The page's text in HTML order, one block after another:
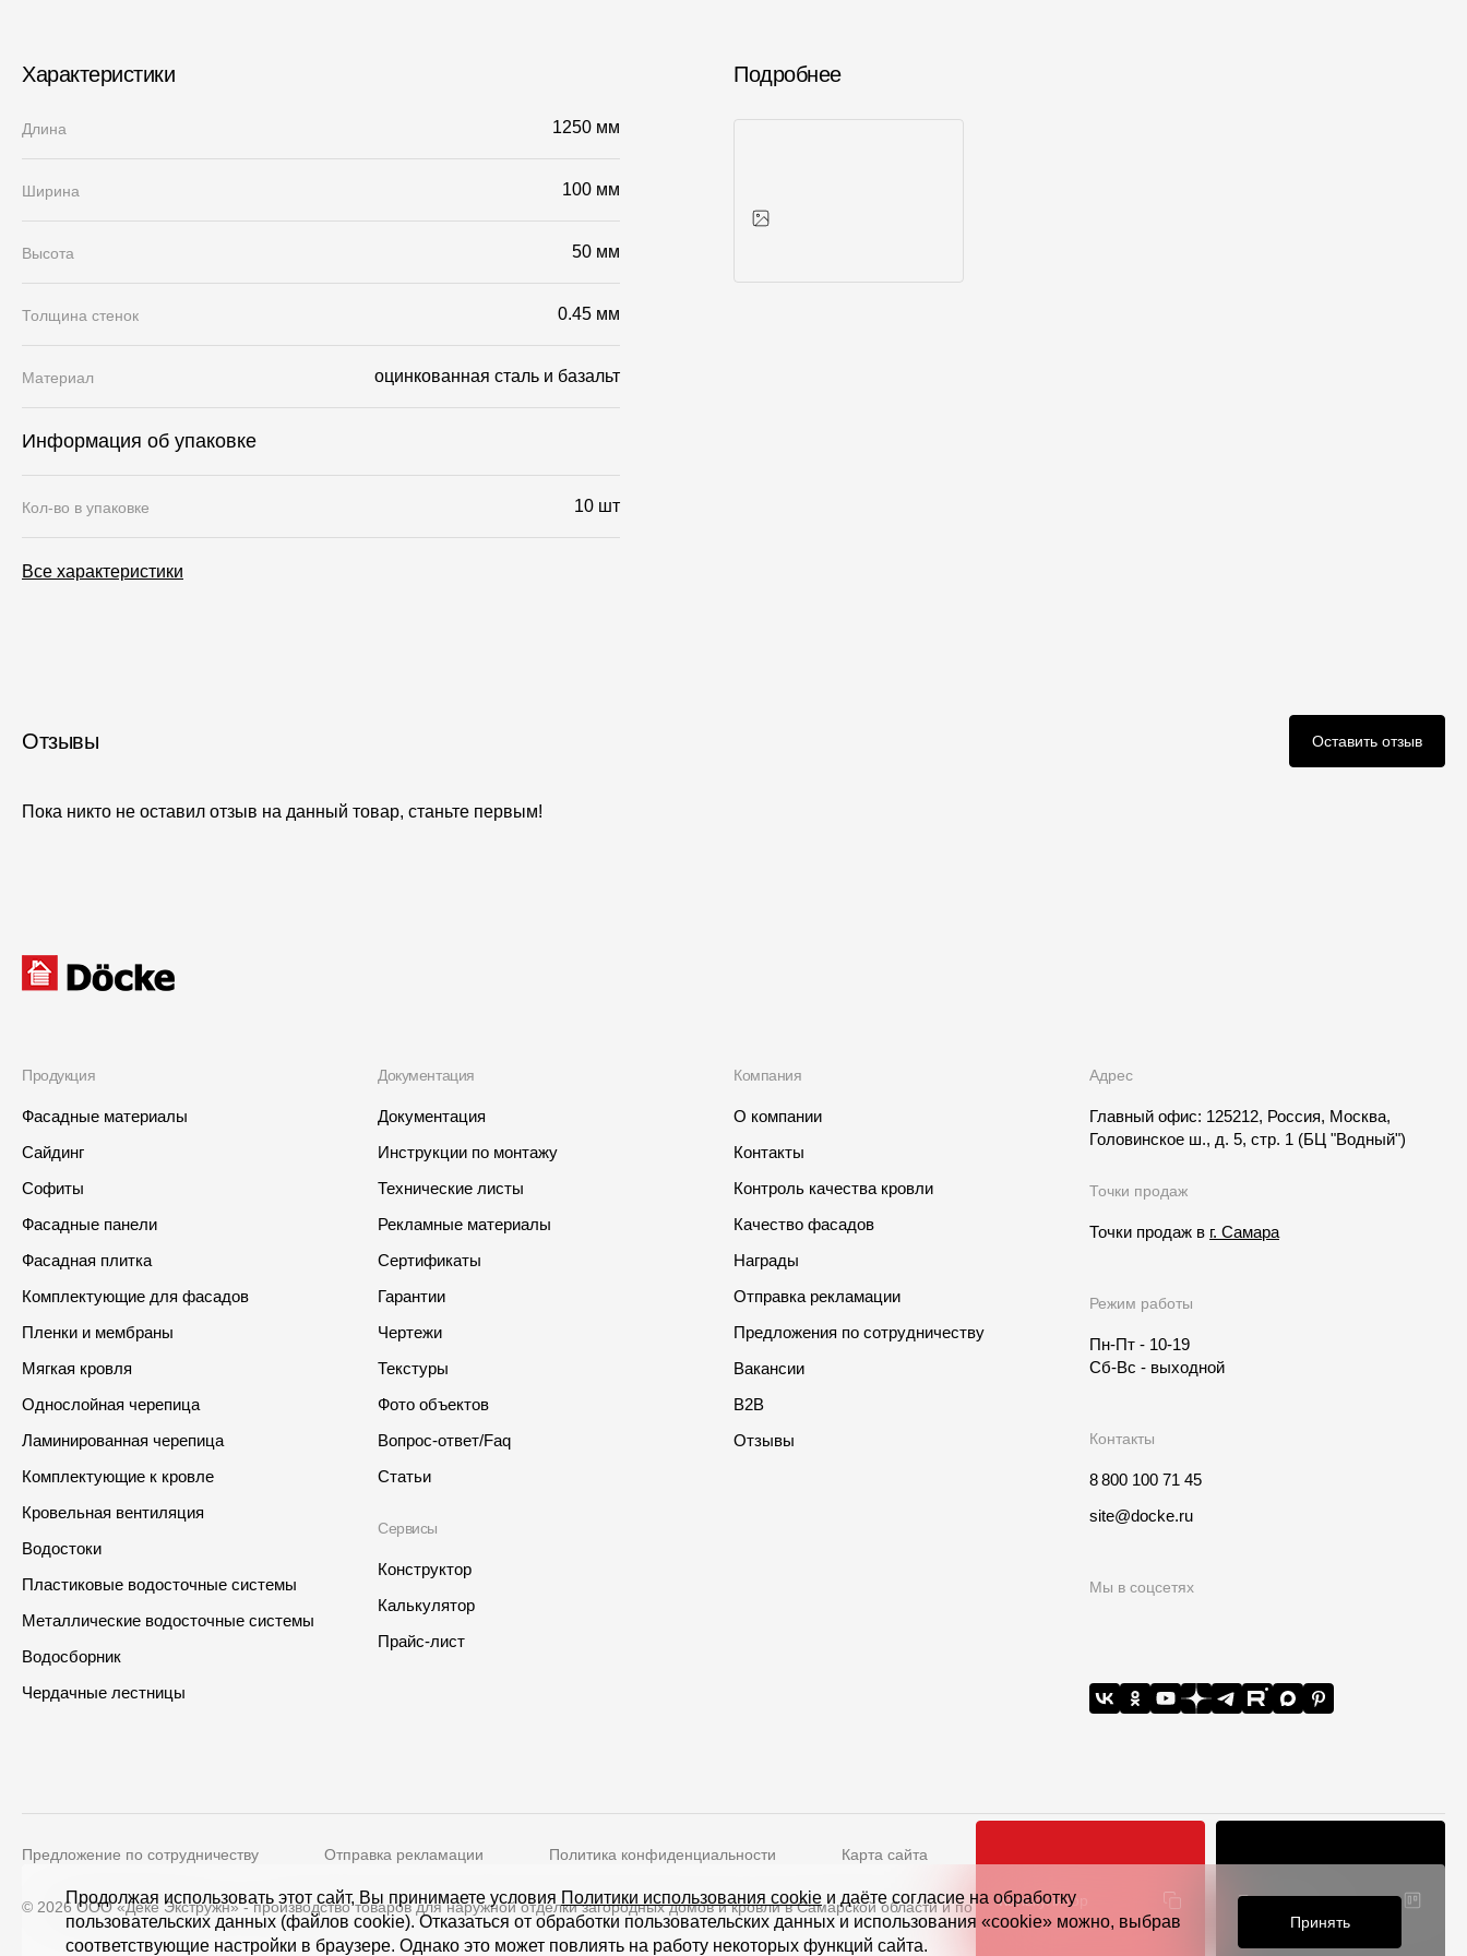
Где купить?
Контакты
8 800 100 71 45site@docke.ru
Адрес
125212, Россия, Москва, Головинское ш., д. 5, стр. 1(БЦ "Водный")
Режим работы
Пн-Пт - 10-19
Сб-Вс - выходной
Калькулятор Точки продаж
Характеристики
Длина 1250 мм
Ширина 100 мм
Высота 50 мм
Толщина стенок 0.45 мм
Материал оцинкованная сталь и базальт
Информация об упаковке
Кол-во в упаковке 10 шт
Все характеристики
Подробнее
Отзывы Оставить отзыв
Пока никто не оставил отзыв на данный товар, станьте первым!
Продукция
Фасадные материалы
Сайдинг
Софиты
Фасадные панели
Фасадная плитка
Комплектующие для фасадов
Пленки и мембраны
Мягкая кровля
Однослойная черепица
Ламинированная черепица
Комплектующие к кровле
Кровельная вентиляция
Водостоки
Пластиковые водосточные системы
Металлические водосточные системы
Водосборник
Чердачные лестницы
Документация
Документация
Инструкции по монтажу
Технические листы
Рекламные материалы
Сертификаты
Гарантии
Чертежи
Текстуры
Фото объектов
Вопрос-ответ/Faq
Статьи
Сервисы
Конструктор
Калькулятор
Прайс-лист
Компания
О компании
Контакты
Контроль качества кровли
Качество фасадов
Награды
Отправка рекламации
Предложения по сотрудничеству
Вакансии
B2B
Отзывы
Адрес
Главный офис: 125212, Россия, Москва,
Головинское ш., д. 5, стр. 1 (БЦ "Водный")
Точки продаж
Точки продаж в г. Самара
Режим работы
Пн-Пт - 10-19
Сб-Вс - выходной
Контакты
8 800 100 71 45
site@docke.ru
Мы в соцсетях
Предложение по сотрудничеству Отправка рекламации Политика конфиденциальности Карта сайта
© 2026 ООО «Дёке Экстружн» - производство товаров для наружной отделки загородных домов и кровли в Самарской области и по всей РФ
Продолжая использовать этот сайт, Вы принимаете условия Политики использования cookie и даёте согласие на обработку
пользовательских данных (файлов cookie). Отказаться от обработки пользовательских данных и использования «cookie» можно, выбрав
соответствующие настройки в браузере. Однако это может повлиять на работу некоторых функций сайта.
Принять